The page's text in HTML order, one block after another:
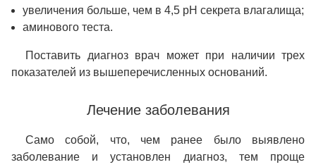
увеличения больше, чем в 4,5 рH секрета влагалища;
аминового теста.
Поставить диагноз врач может при наличии трех
показателей из вышеперечисленных оснований.
Лечение заболевания
Само собой, что, чем ранее было выявлено
заболевание и установлен диагноз, тем проще